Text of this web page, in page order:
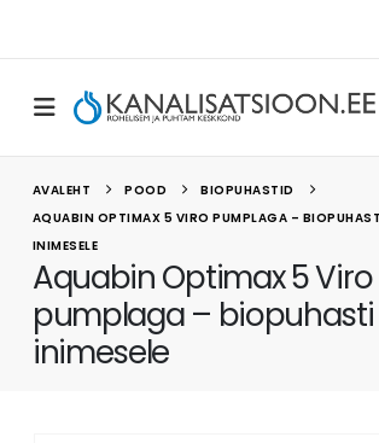
AVALEHT POOD
BIOPUHASTID
AQUABIN OPTIMAX 5 VIRO PUMPLAGA –
INIMESELE
Aquabin Optimax 5 Viro
pumplaga –
inimesele